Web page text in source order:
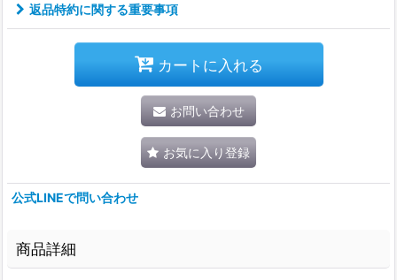
返品特約に関する重要事項
カートに入れる
お問い合わせ
お気に入り登録
公式LINEで問い合わせ
商品詳細